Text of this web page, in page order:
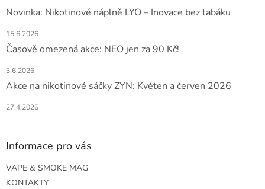
Novinka: Nikotinové náplně LYO – Inovace bez tabáku
15.6.2026
Časově omezená akce: NEO jen za 90 Kč!
3.6.2026
Akce na nikotinové sáčky ZYN: Květen a červen 2026
27.4.2026
Informace pro vás
VAPE & SMOKE MAG
KONTAKTY